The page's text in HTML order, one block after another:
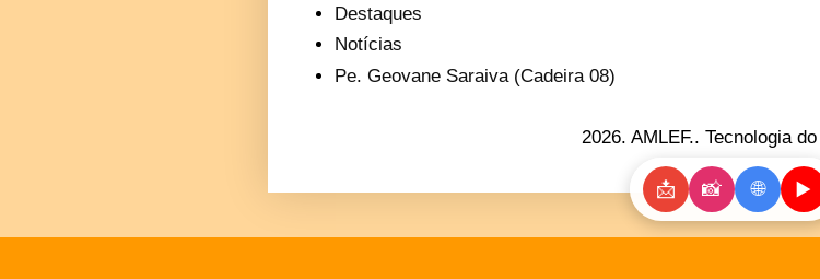
Destaques
Notícias
Pe. Geovane Saraiva (Cadeira 08)
2026. AMLEF.. Tecnologia do
📩 📸 🌐 ▶️